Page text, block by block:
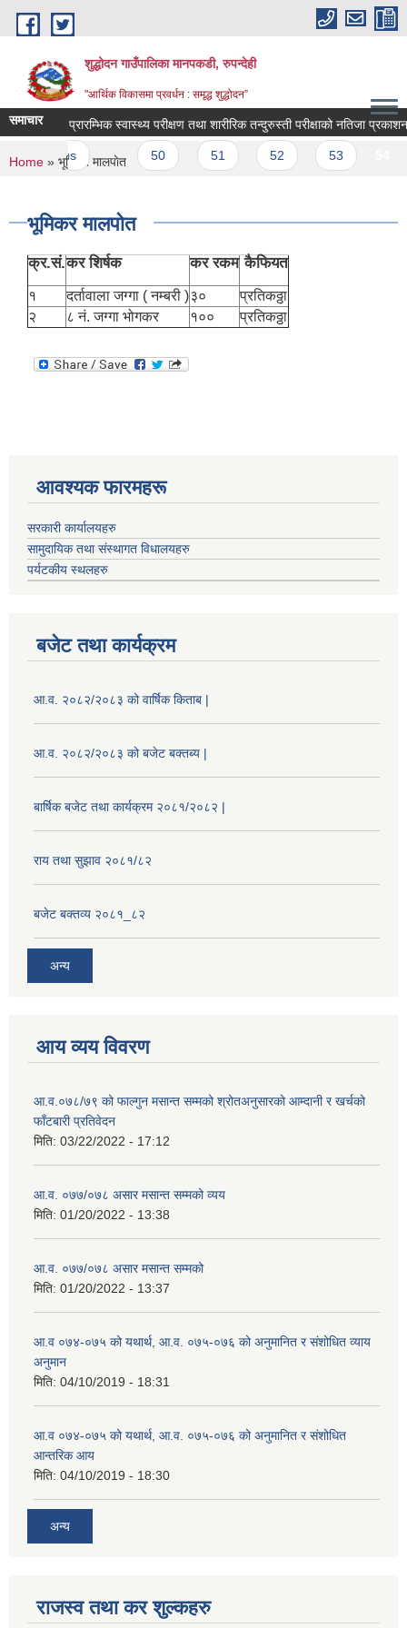
Skip to main content
शुद्धोदन गाउँपालिका मानपकडी, रुपन्देही
"आर्थिक विकासमा प्रवर्धन : समृद्ध शुद्धोदन”
समाचार
। प्रारम्भिक स्वास्थ्य परीक्षण तथा शारीरिक तन्दुरुस्ती परीक्षाको नतिजा प्रकाशन
… 50
You are here
Home » भूमिकर मालपोत
भूमिकर मालपोत
क्र.सं.कर शिर्षक कर रकम कैफियत
१ दर्तावाला जग्गा ( नम्बरी )३०
प्रतिकठ्ठा
२
८ नं. जग्गा भोगकर १०० प्रतिकठ्ठा
आवश्यक फारमहरू
सरकारी कार्यालयहरु
सामुदायिक तथा संस्थागत विधालयहरु
पर्यटकीय स्थलहरु
बजेट तथा कार्यक्रम
आ.व. २०८२/२०८३ को वार्षिक किताब |
आ.व. २०८२/२०८३ को बजेट बक्तब्य |
बार्षिक बजेट तथा कार्यक्रम २०८१/२०८२ |
राय तथा सुझाव २०८१/८२
बजेट बक्तव्य २०८१_८२
अन्य
आय व्यय विवरण
आ.व.०७८/७९ को फाल्गुन मसान्त सम्मको श्रोतअनुसारको आम्दानी र खर्चको
फाँटबारी प्रतिवेदन
मिति: 03/22/2022 - 17:12
आ.व. ०७७/०७८ असार मसान्त सम्मको व्यय
मिति: 01/20/2022 - 13:38
आ.व. ०७७/०७८ असार मसान्त सम्मको
मिति: 01/20/2022 - 13:37
आ.व ०७४-०७५ को यथार्थ, आ.व. ०७५-०७६ को अनुमानित र संशोधित व्याय
अनुमान
मिति: 04/10/2019 - 18:31
आ.व ०७४-०७५ को यथार्थ, आ.व. ०७५-०७६ को अनुमानित र संशोधित
आन्तरिक आय
मिति: 04/10/2019 - 18:30
अन्य
राजस्व तथा कर शुल्कहरु